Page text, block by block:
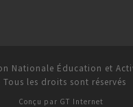
Nationale Éducation et
Tous les droits sont réservés
Conçu par GT Internet